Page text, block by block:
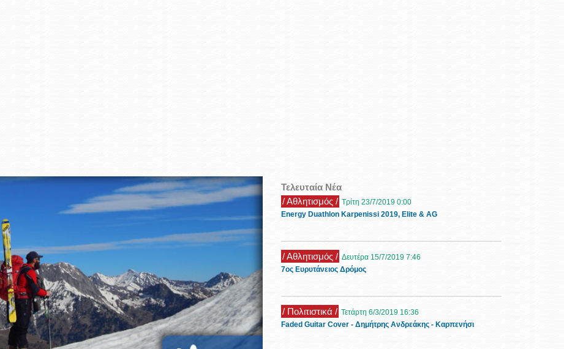
Τελευταία Νέα
/ Αθλητισμός / Τρίτη 23/7/2019 0:00
Energy Duathlon Karpenissi 2019, Elite & AG
/ Αθλητισμός / Δευτέρα 15/7/2019 7:46
7ος Ευρυτάνειος Δρόμος
/ Πολιτιστικά / Τετάρτη 6/3/2019 16:36
Faded Guitar Cover - Δημήτρης Ανδρεάκης - Καρπενήσι